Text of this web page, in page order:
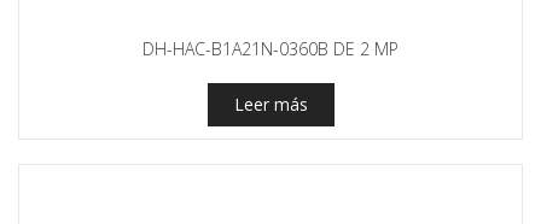
DH-HAC-B1A21N-0360B DE 2 MP
Leer más